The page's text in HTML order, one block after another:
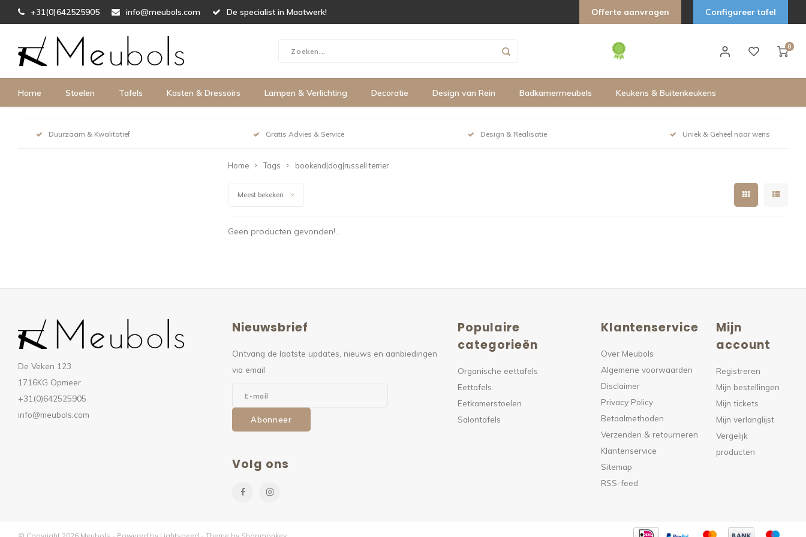
+31(0)642525905 info@meubols.com De specialist in Maatwerk! Offerte aanvragen Configureer tafel
0
Home Stoelen Tafels Kasten & Dressoirs Lampen & Verlichting Decoratie Design van Rein Badkamermeubels Keukens & Buitenkeukens
Duurzaam & Kwalitatief Gratis Advies & Service Design & Realisatie Uniek & Geheel naar wens
Home Tags bookend|dog|russell terrier
Meest bekeken
Geen producten gevonden!...
De Veken 123
1716KG Opmeer
+31(0)642525905
info@meubols.com
Nieuwsbrief
Ontvang de laatste updates, nieuws en aanbiedingen
via email
Abonneer
Volg ons
Populaire
categorieën
Organische eettafels
Eettafels
Eetkamerstoelen
Salontafels
Klantenservice
Over Meubols
Algemene voorwaarden
Disclaimer
Privacy Policy
Betaalmethoden
Verzenden & retourneren
Klantenservice
Sitemap
RSS-feed
Mijn
account
Registreren
Mijn bestellingen
Mijn tickets
Mijn verlanglijst
Vergelijk
producten